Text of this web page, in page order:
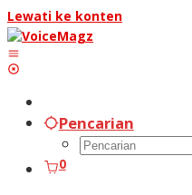
Lewati ke konten
Pencarian
0